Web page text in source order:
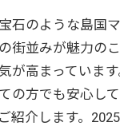
石のような島国マ
街並みが魅力の
が高まっていま
の方でも安心し
紹介します。